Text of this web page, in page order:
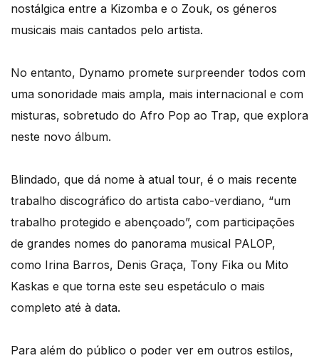
nostálgica entre a Kizomba e o Zouk, os géneros
musicais mais cantados pelo artista.
No entanto, Dynamo promete surpreender todos com
uma sonoridade mais ampla, mais internacional e com
misturas, sobretudo do Afro Pop ao Trap, que explora
neste novo álbum.
Blindado, que dá nome à atual tour, é o mais recente
trabalho discográfico do artista cabo-verdiano, “um
trabalho protegido e abençoado”, com participações
de grandes nomes do panorama musical PALOP,
como Irina Barros, Denis Graça, Tony Fika ou Mito
Kaskas e que torna este seu espetáculo o mais
completo até à data.
Para além do público o poder ver em outros estilos,